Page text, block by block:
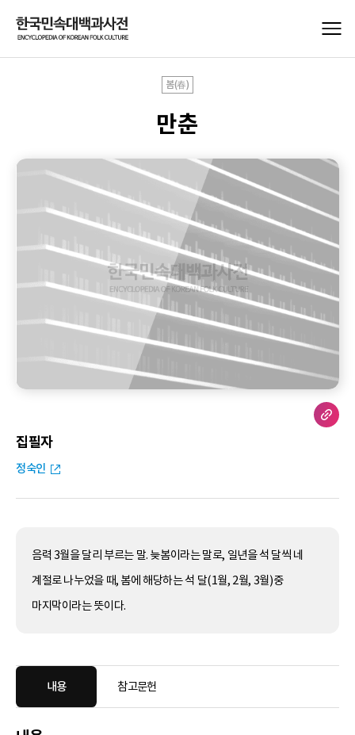
봄(春)
만춘
집필자
정숙인
음력 3월을 달리 부르는 말. 늦봄이라는 말로, 일년을 석 달씩 네
계절로 나누었을 때, 봄에 해당하는 석 달(1월, 2월, 3월)중
마지막이라는 뜻이다.
내용 참고문헌